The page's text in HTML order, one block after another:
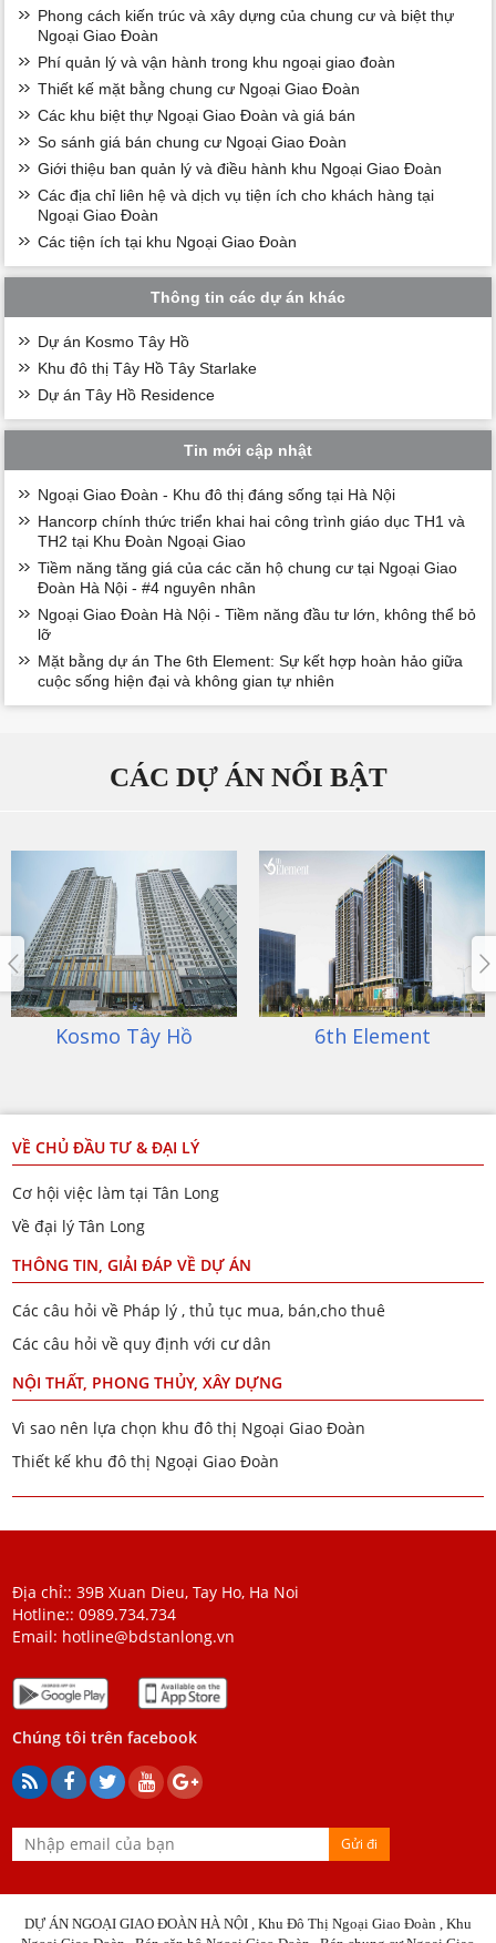
Phong cách kiến trúc và xây dựng của chung cư và biệt thự
Ngoại Giao Đoàn
Phí quản lý và vận hành trong khu ngoại giao đoàn
Thiết kế mặt bằng chung cư Ngoại Giao Đoàn
Các khu biệt thự Ngoại Giao Đoàn và giá bán
So sánh giá bán chung cư Ngoại Giao Đoàn
Giới thiệu ban quản lý và điều hành khu Ngoại Giao Đoàn
Các địa chỉ liên hệ và dịch vụ tiện ích cho khách hàng tại
Ngoại Giao Đoàn
Các tiện ích tại khu Ngoại Giao Đoàn
Thông tin các dự án khác
Dự án Kosmo Tây Hồ
Khu đô thị Tây Hồ Tây Starlake
Dự án Tây Hồ Residence
Tin mới cập nhật
Ngoại Giao Đoàn - Khu đô thị đáng sống tại Hà Nội
Hancorp chính thức triển khai hai công trình giáo dục TH1 và
TH2 tại Khu Đoàn Ngoại Giao
Tiềm năng tăng giá của các căn hộ chung cư tại Ngoại Giao
Đoàn Hà Nội - #4 nguyên nhân
Ngoại Giao Đoàn Hà Nội - Tiềm năng đầu tư lớn, không thể bỏ
lỡ
Mặt bằng dự án The 6th Element: Sự kết hợp hoàn hảo giữa
cuộc sống hiện đại và không gian tự nhiên
CÁC DỰ ÁN NỔI BẬT
Kosmo Tây Hồ 6th Element
VỀ CHỦ ĐẦU TƯ & ĐẠI LÝ
Cơ hội việc làm tại Tân Long
Về đại lý Tân Long
THÔNG TIN, GIẢI ĐÁP VỀ DỰ ÁN
Các câu hỏi về Pháp lý , thủ tục mua, bán,cho thuê
Các câu hỏi về quy định với cư dân
NỘI THẤT, PHONG THỦY, XÂY DỰNG
Vì sao nên lựa chọn khu đô thị Ngoại Giao Đoàn
Thiết kế khu đô thị Ngoại Giao Đoàn
Địa chỉ:: 39B Xuan Dieu, Tay Ho, Ha Noi
Hotline::0989.734.734
Email: hotline@bdstanlong.vn
Chúng tôi trên facebook
Gửi đi
DỰ ÁN NGOẠI GIAO ĐOÀN HÀ NỘI , Khu Đô Thị Ngoại Giao Đoàn , Khu